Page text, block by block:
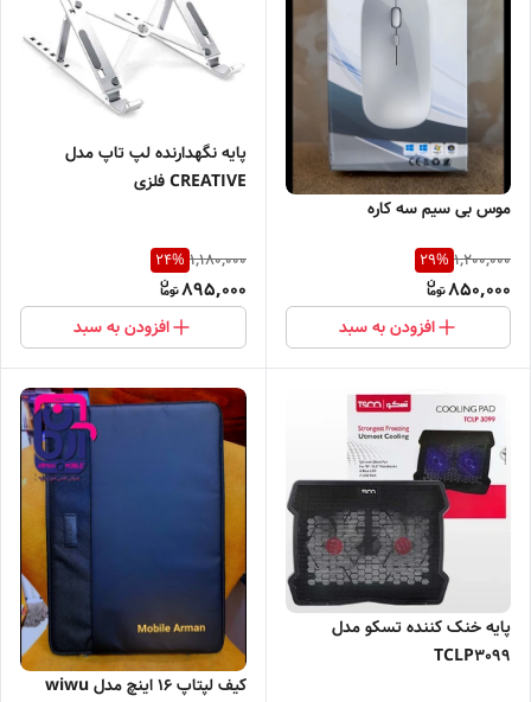
موس بی سیم سه کاره
1,200,000
29%
850,000
افزودن به سبد
پایه نگهدارنده لپ تاپ مدل
CREATIVE فلزی
1,180,000
24%
895,000
افزودن به سبد
پایه خنک کننده تسکو مدل
TCLP3099
کیف لپتاپ 16 اینچ مدل wiwu